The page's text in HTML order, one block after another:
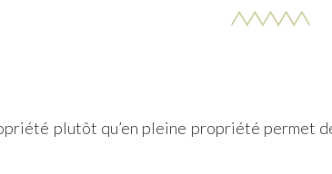
plutôt qu’en pleine propriété permet